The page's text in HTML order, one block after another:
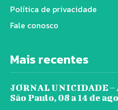
Política de privacidade
Fale conosco
Mais recentes
JORNAL UNICIDADE –
São Paulo, 08 a 14 de